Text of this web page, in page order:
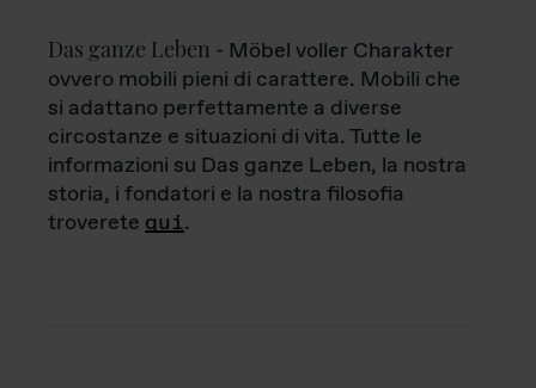
Das ganze Leben - Möbel voller Charakter
ovvero mobili pieni di carattere. Mobili che
si adattano perfettamente a diverse
circostanze e situazioni di vita. Tutte le
informazioni su Das ganze Leben, la nostra
storia, i fondatori e la nostra filosofia
troverete qui.